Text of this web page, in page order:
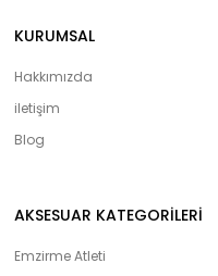
KURUMSAL
Hakkımızda
iletişim
Blog
AKSESUAR KATEGORİLERİ
Emzirme Atleti